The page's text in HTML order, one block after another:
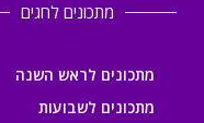
מתכונים לחגים
מתכונים לראש השנה
מתכונים לשבועות